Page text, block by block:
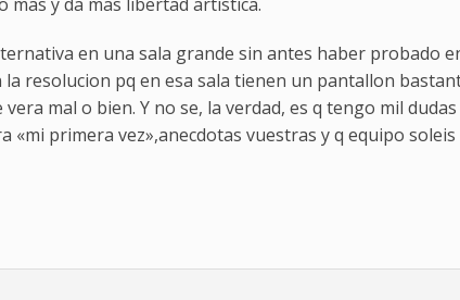
en una sala grande sin antes haber probado
resolucion pq en esa sala tienen un pantallon
mal o bien. Y no se, la verdad, es q tengo mil
primera vez»,anecdotas vuestras y q equipo